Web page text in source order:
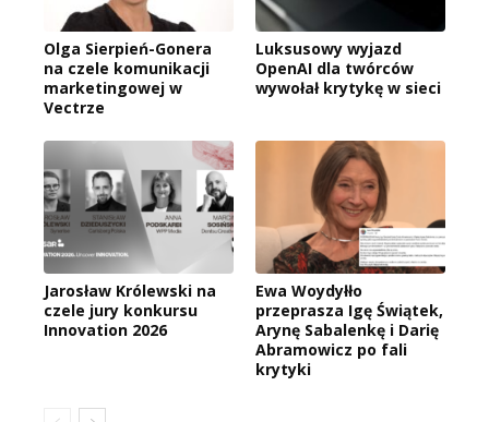
Olga Sierpień-Gonera
na czele komunikacji
marketingowej w
Vectrze
Luksusowy wyjazd
OpenAI dla twórców
wywołał krytykę w sieci
Jarosław Królewski na
czele jury konkursu
Innovation 2026
Ewa Woydyłło
przeprasza Igę Świątek,
Arynę Sabalenkę i Darię
Abramowicz po fali
krytyki